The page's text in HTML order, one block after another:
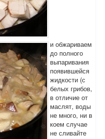
и обжариваем
до полного
выпаривания
появившейся
жидкости (с
белых грибов,
в отличие от
маслят, воды
не много, ни в
коем случае
не сливайте